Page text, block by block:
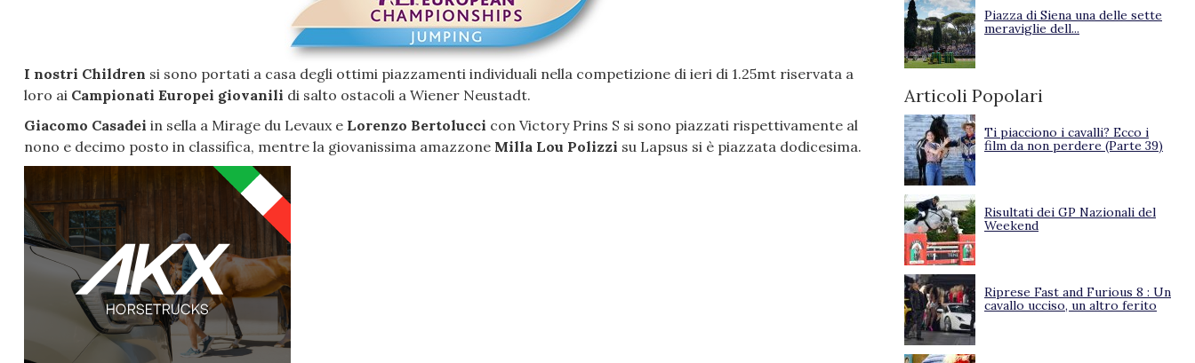
I nostri Children si sono portati a casa degli ottimi piazzamenti individuali nella competizione di ieri di 1.25mt riservata a
loro ai Campionati Europei giovanili di salto ostacoli a Wiener Neustadt.
Giacomo Casadei in sella a Mirage du Levaux e Lorenzo Bertolucci con Victory Prins S si sono piazzati rispettivamente al
nono e decimo posto in classifica, mentre la giovanissima amazzone Milla Lou Polizzi su Lapsus si è piazzata dodicesima.
Piazza di Siena una delle sette
meraviglie dell...
Articoli Popolari
Ti piacciono i cavalli? Ecco i
film da non perdere (Parte 39)
Risultati dei GP Nazionali del
Weekend
Riprese Fast and Furious 8 : Un
cavallo ucciso, un altro ferito